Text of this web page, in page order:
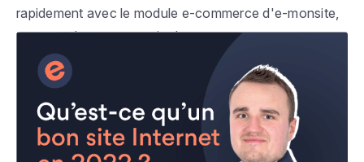
rapidement avec le module e-commerce d'e-monsite,
pour vendre sur votre site Internet.